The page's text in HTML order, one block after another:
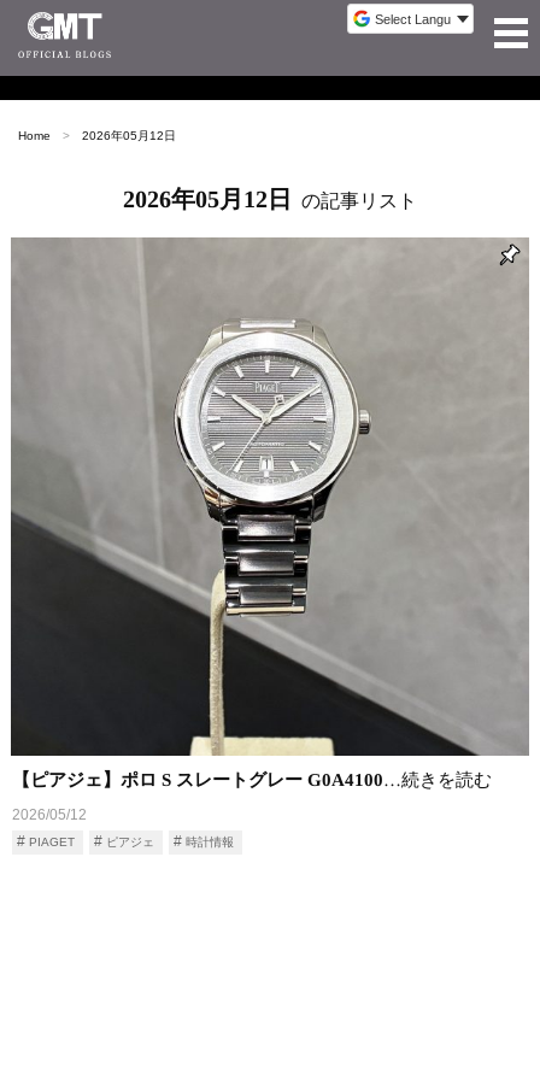
Home 2026年05月12日
2026年05月12日 の記事リスト
【ピアジェ】ポロ S スレートグレー G0A4100…続きを読む
2026/05/12
PIAGET ピアジェ 時計情報